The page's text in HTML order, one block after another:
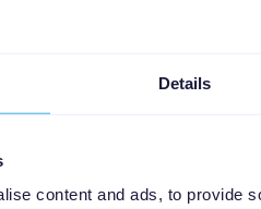
Details
content and ads, to provide
Privacy Policy
Personal Information